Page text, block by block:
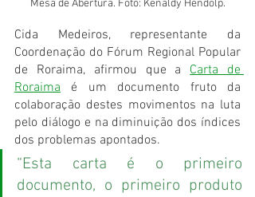
Mesa de Abertura. Foto: Kenaldy Hendolp.
Cida Medeiros, representante da
Coordenação do Fórum Regional Popular
de Roraima, afirmou que a Carta de
Roraima é um documento fruto da
colaboração destes movimentos na luta
pelo diálogo e na diminuição dos índices
dos problemas apontados.
“Esta carta é o primeiro
documento, o primeiro produto